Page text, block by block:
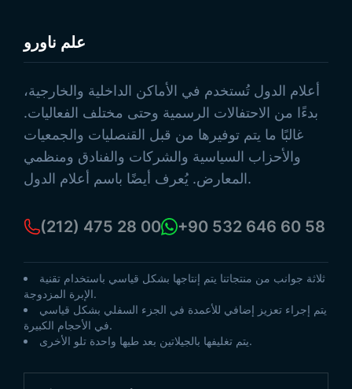
علم ناورو
أعلام الدول تُستخدم في الأماكن الداخلية والخارجية،
بدءًا من الاحتفالات الرسمية وحتى مختلف الفعاليات.
غالبًا ما يتم توفيرها من قبل القنصليات والجمعيات
والأحزاب السياسية والشركات والفنادق ومنظمي
المعارض. يُعرف أيضًا باسم أعلام الدول.
(212) 475 28 00 +90 532 646 60 58
ثلاثة جوانب من منتجاتنا يتم إنتاجها بشكل قياسي باستخدام تقنية
الإبرة المزدوجة.
يتم إجراء تعزيز إضافي للأعمدة في الجزء السفلي بشكل قياسي
في الأحجام الكبيرة.
يتم تغليفها بالجيلاتين بعد طيها واحدة تلو الأخرى.